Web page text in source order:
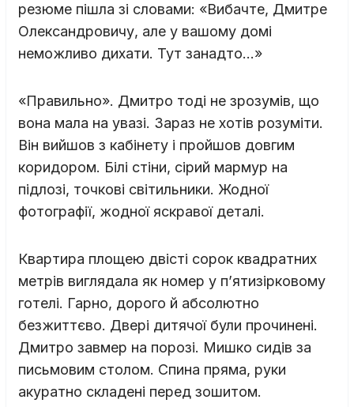
резюме пішла зі словами: «Вибачте, Дмитре
Олександровичу, але у вашому домі
неможливо дихати. Тут занадто…»
«Правильно». Дмитро тоді не зрозумів, що
вона мала на увазі. Зараз не хотів розуміти.
Він вийшов з кабінету і пройшов довгим
коридором. Білі стіни, сірий мармур на
підлозі, точкові світильники. Жодної
фотографії, жодної яскравої деталі.
Квартира площею двісті сорок квадратних
метрів виглядала як номер у п’ятизірковому
готелі. Гарно, дорого й абсолютно
безжиттєво. Двері дитячої були прочинені.
Дмитро завмер на порозі. Мишко сидів за
письмовим столом. Спина пряма, руки
акуратно складені перед зошитом.